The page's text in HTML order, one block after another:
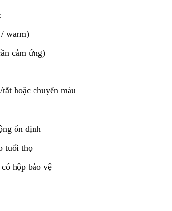
warm)
cảm ứng)
hoặc chuyển màu
ổn định
tuổi thọ
hộp bảo vệ